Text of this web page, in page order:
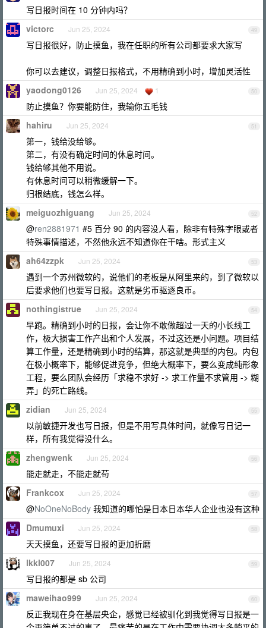
写日报时间在 10 分钟内吗？
49
victorc Jun 25, 2024
写日报很好，防止摸鱼，我在任职的所有公司都要求大家写
你可以去建议，调整日报格式，不用精确到小时，增加灵活性
50
yaodong0126 Jun 25, 2024 1
防止摸鱼？你要能防住，我输你五毛钱
51
hahiru Jun 25, 2024
第一，钱给没给够。
第二，有没有确定时间的休息时间。
钱给够其他不用说。
有休息时间可以稍微缓解一下。
归根结底，钱怎么样。
52
meiguozhiguang Jun 25, 2024
@ren2881971 #5 百分 90 的内容没人看，除非有特殊字眼或者
特殊事情描述，不然他永远不知道你在干啥。形式主义
53
ah64zzpk Jun 25, 2024
遇到一个苏州微软的，说他们的老板是从阿里来的，到了微软以
后要求他们也要写日报。这就是劣币驱逐良币。
54
nothingistrue Jun 25, 2024
早跑。精确到小时的日报，会让你不敢做超过一天的小长线工
作，极大损害工作产出和个人发展，不过这还是小问题。项目结
算工作量，还是精确到小时的结算，那这就是典型的内包。内包
在极小概率下，能够促进竞争，但绝大概率下，要么变成纯形象
工程，要么团队会经历「求稳不求好 -> 求工作量不求管用 -> 糊
弄」的死亡路线。
55
zidian Jun 25, 2024
以前敏捷开发也写日报，但是不用写具体时间，就像写日记一
样，所有我觉得没什么。
56
zhengwenk Jun 25, 2024
能走就走，不能走就苟
57
Frankcox Jun 25, 2024
@NoOneNoBody 我知道的哪怕是日本日本华人企业也没有这种
58
Dmumuxi Jun 25, 2024
天天摸鱼，还要写日报的更加折磨
59
lkkl007 Jun 25, 2024
写日报的都是 sb 公司
60
maweihao999 Jun 25, 2024
反正我现在身在基层央企，感觉已经被驯化到我觉得写日报是一